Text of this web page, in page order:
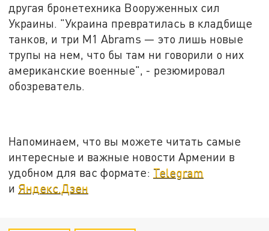
другая бронетехника Вооруженных сил
Украины. "Украина превратилась в кладбище
танков, и три M1 Abrams — это лишь новые
трупы на нем, что бы там ни говорили о них
американские военные", - резюмировал
обозреватель.
Напоминаем, что вы можете читать самые
интересные и важные новости Армении в
удобном для вас формате: Telegram
и Яндекс.Дзен